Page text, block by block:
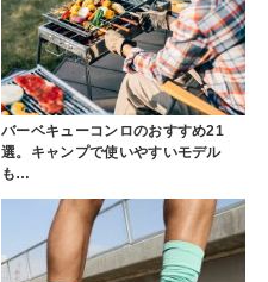
バーベキューコンロのおすすめ21
選。キャンプで使いやすいモデル
も…